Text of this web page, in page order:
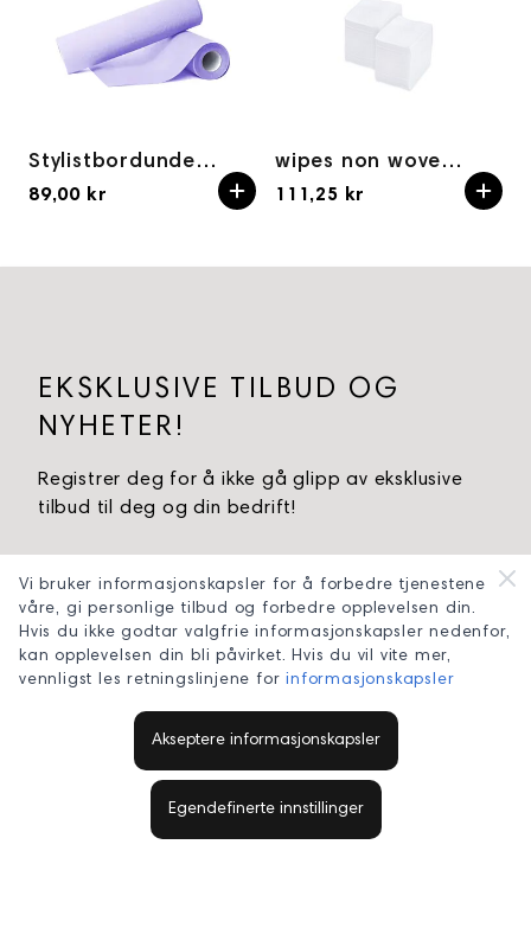
Vi bruker informasjonskapsler for å forbedre tjenestene
våre, gi personlige tilbud og forbedre opplevelsen din.
Hvis du ikke godtar valgfrie informasjonskapsler nedenfor,
kan opplevelsen din bli påvirket. Hvis du vil vite mer,
vennligst les retningslinjene forinformasjonskapsler
Akseptere informasjonskapsler
Egendefinerte innstillinger
Stylistbordunderlag og pedikyrpapir 30cm- 40m Lilla
89,00 kr
wipes non woven 100pc 25x20
111,25 kr
KONTAKT OSS
Kjøpsbetingelser
EKSKLUSIVE TILBUD OG
NYHETER!
Registrer deg for å ikke gå glipp av eksklusive
tilbud til deg og din bedrift!